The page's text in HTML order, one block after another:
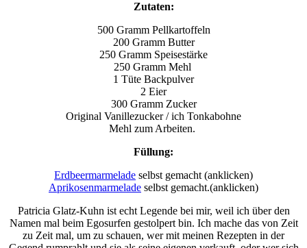
Zutaten:
500 Gramm Pellkartoffeln
200 Gramm Butter
250 Gramm Speisestärke
250 Gramm Mehl
1 Tüte Backpulver
2 Eier
300 Gramm Zucker
Original Vanillezucker / ich Tonkabohne
Mehl zum Arbeiten.
Füllung:
Erdbeermarmelade selbst gemacht (anklicken)
Aprikosenmarmelade selbst gemacht.(anklicken)
Patricia Glatz-Kuhn ist echt Legende bei mir, weil ich über den
Namen mal beim Egosurfen gestolpert bin. Ich mache das von Zeit
zu Zeit mal, um zu schauen, wer mit meinen Rezepten in der